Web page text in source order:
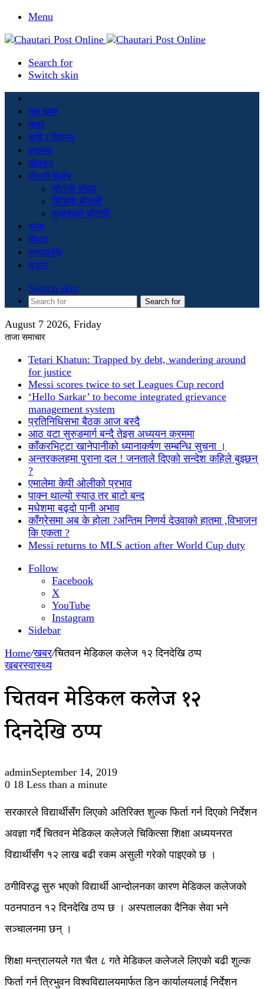
Menu
Search for
Switch skin
मूल खबर
खबर
कृषि र किसान
स्वास्थ्य
खेलकुद
चौतारी विशेष
चौतारी संवाद
भिडियो चौतारी
सृजनाको चौतारी
कला
विचार
सम्पादकीय
सुचना
Switch skin
Search for
August 7 2026, Friday
ताजा समाचार
Tetari Khatun: Trapped by debt, wandering around
for justice
Messi scores twice to set Leagues Cup record
‘Hello Sarkar’ to become integrated grievance
management system
प्रतिनिधिसभा बैठक आज बस्दै
आठ वटा सुरुङमार्ग बन्दै तेइस अध्ययन क्रममा
काँकरभिट्टा खानेपानीको ध्यानाकर्षण सम्बन्धि सुचना ।
अन्तरकलहमा पुराना दल ! जनताले दिएको सन्देश कहिले बुझ्छन्
?
एमालेमा केपी ओलीको प्रभाव
पाक्न थाल्यो स्याउ तर बाटो बन्द
मधेशमा बढ्दो पानी अभाव
काँग्रेसमा अब के होला ?अन्तिम निणर्य देउवाको हातमा ,विभाजन
कि एकता ?
Messi returns to MLS action after World Cup duty
Follow
Facebook
X
YouTube
Instagram
Sidebar
Home/खबर/चितवन मेडिकल कलेज १२ दिनदेखि ठप्प
खबरस्वास्थ्य
चितवन मेडिकल कलेज १२
दिनदेखि ठप्प
adminSeptember 14, 2019
0 18 Less than a minute
सरकारले विद्यार्थीसँग लिएको अतिरिक्त शुल्क फिर्ता गर्न दिएको निर्देशन
अवज्ञा गर्दै चितवन मेडिकल कलेजले चिकित्सा शिक्षा अध्ययनरत
विद्यार्थीसँग १२ लाख बढी रकम असुली गरेको पाइएको छ ।
ठगीविरुद्ध सुरु भएको विद्यार्थी आन्दोलनका कारण मेडिकल कलेजको
पठनपाठन १२ दिनदेखि ठप्प छ । अस्पतालका दैनिक सेवा भने
सञ्चालनमा छन् ।
शिक्षा मन्त्रालयले गत चैत ८ गते मेडिकल कलेजले लिएको बढी शुल्क
फिर्ता गर्न त्रिभुवन विश्वविद्यालयमार्फत डिन कार्यालयलाई निर्देशन